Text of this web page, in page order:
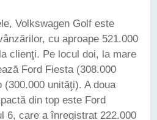
Volkswagen Golf este
cu aproape 521.000
clienţi. Pe locul doi, la mare
Ford Fiesta (308.000
unităţi). A doua
din top este Ford
6, care a înregistrat 222.000